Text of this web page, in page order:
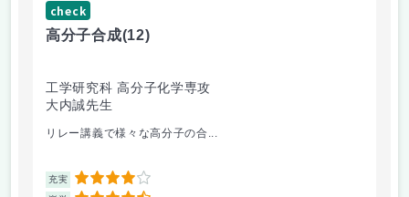
check
高分子合成(12)
工学研究科 高分子化学専攻
大内誠先生
リレー講義で様々な高分子の合...
充実 4